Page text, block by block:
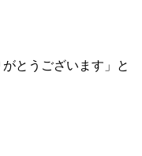
とうございます」と